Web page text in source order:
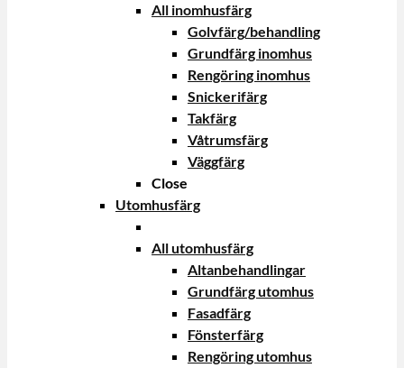
All inomhusfärg
Golvfärg/behandling
Grundfärg inomhus
Rengöring inomhus
Snickerifärg
Takfärg
Våtrumsfärg
Väggfärg
Close
Utomhusfärg
All utomhusfärg
Altanbehandlingar
Grundfärg utomhus
Fasadfärg
Fönsterfärg
Rengöring utomhus